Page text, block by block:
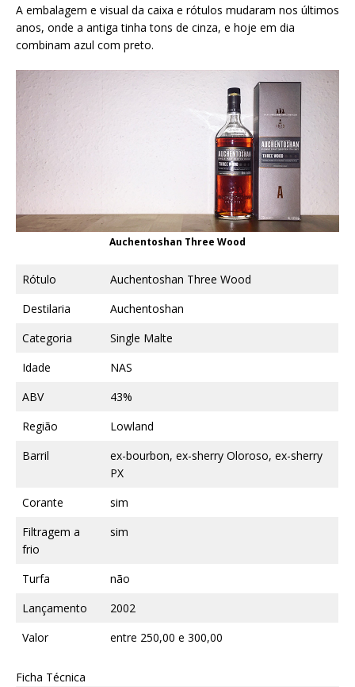
A embalagem e visual da caixa e rótulos mudaram nos últimos
anos, onde a antiga tinha tons de cinza, e hoje em dia
combinam azul com preto.
Auchentoshan Three Wood
Rótulo
Auchentoshan Three Wood
Destilaria
Auchentoshan
Categoria
Single Malte
Idade
NAS
ABV
43%
Região
Lowland
Barril
ex-bourbon, ex-sherry Oloroso, ex-sherry
PX
Corante
sim
Filtragem a
frio
sim
Turfa
não
Lançamento
2002
Valor
entre 250,00 e 300,00
Ficha Técnica